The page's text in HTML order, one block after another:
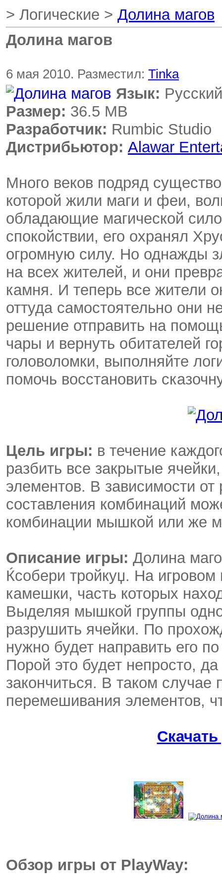
> Логические > Долина магов
Долина магов
6 мая 2010. Разместил: Tinka
Язык: Русский
Размер: 36.5 MB
Разработчик: Rumbic Studio
Дистрибьютор: Alawar
Много веков подряд
которой жили маги и феи,
обладающие магической
спокойствии, его охранял
огромную силу. Но однажды
на всех жителей, и они
камня. И теперь все жители
оттуда самостоятельно они
решение отправить на
чары и вернуть обитателей
головоломки, выполняйте
помочь восстановить
Цель игры: в течение
разбить все закрытые
элементов. В зависимости
составления комбинаций
комбинации мышкой или же
Описание игры: Долина
Ќсобери тройкуџ. На
камешки, часть которых
Выделяя мышкой группы
разрушить ячейки. По
нужно будет направить его
Порой это будет непросто,
закончиться. В таком случае
перемешивания элементов,
Обзор игры от PlayWay: